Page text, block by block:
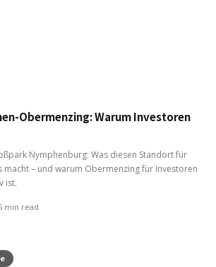
Obermenzing: Warum Investoren
Nymphenburg: Was diesen Standort für
– und warum Obermenzing für Investoren
ist.
min read